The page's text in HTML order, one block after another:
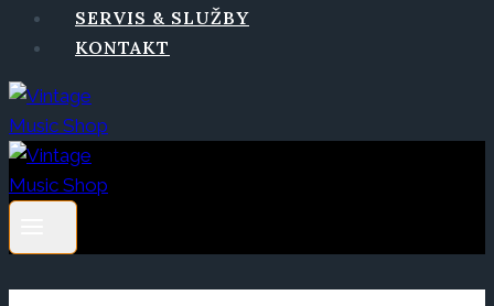
SERVIS & SLUŽBY
KONTAKT